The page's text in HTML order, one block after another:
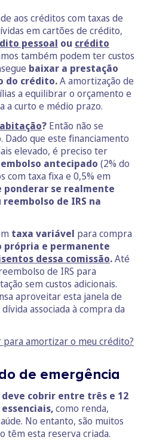
aos créditos com taxas de
em cartões de crédito,
pessoal ou crédito
também podem ter custos
baixar a prestação
do crédito.A amortização de
a equilibrar o orçamento e
a curto e médio prazo.
? Então não se
que este financiamento
elevado, é preciso ter
antecipado (2% do
com taxa fixa e 0,5% em
ponderar se realmente
de IRS na
taxa variável para compra
própria e permanente
dessa comissão.Até
de IRS para
sem custos adicionais.
aproveitar esta janela de
associada à compra da
para amortizar o meu crédito?
de emergência
deve cobrir entre três e 12
como renda,
No entanto, são muitos
têm esta reserva criada.